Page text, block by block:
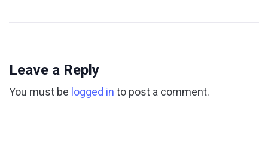
Leave a Reply
You must be logged in to post a comment.